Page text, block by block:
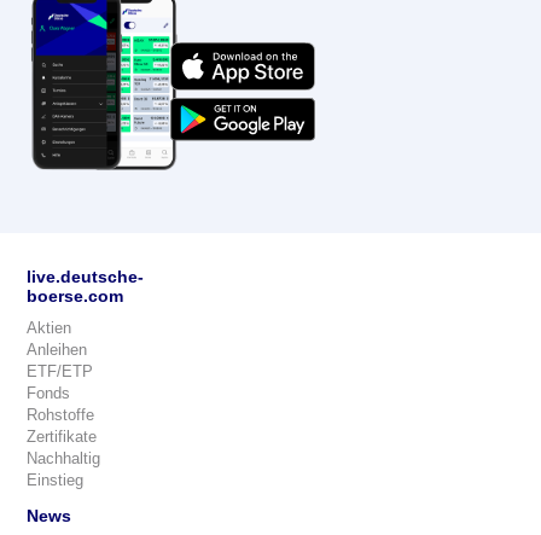
live.deutsche-
boerse.com
Aktien
Anleihen
ETF/ETP
Fonds
Rohstoffe
Zertifikate
Nachhaltig
Einstieg
News